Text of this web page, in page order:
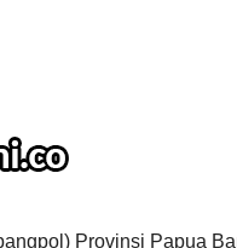
Provinsi Papua